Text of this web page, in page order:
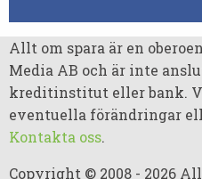
Allt om spara är en
Media AB och är inte
kreditinstitut eller bank.
eventuella förändringar
Kontakta oss.
Copyright © 2008 - 2026